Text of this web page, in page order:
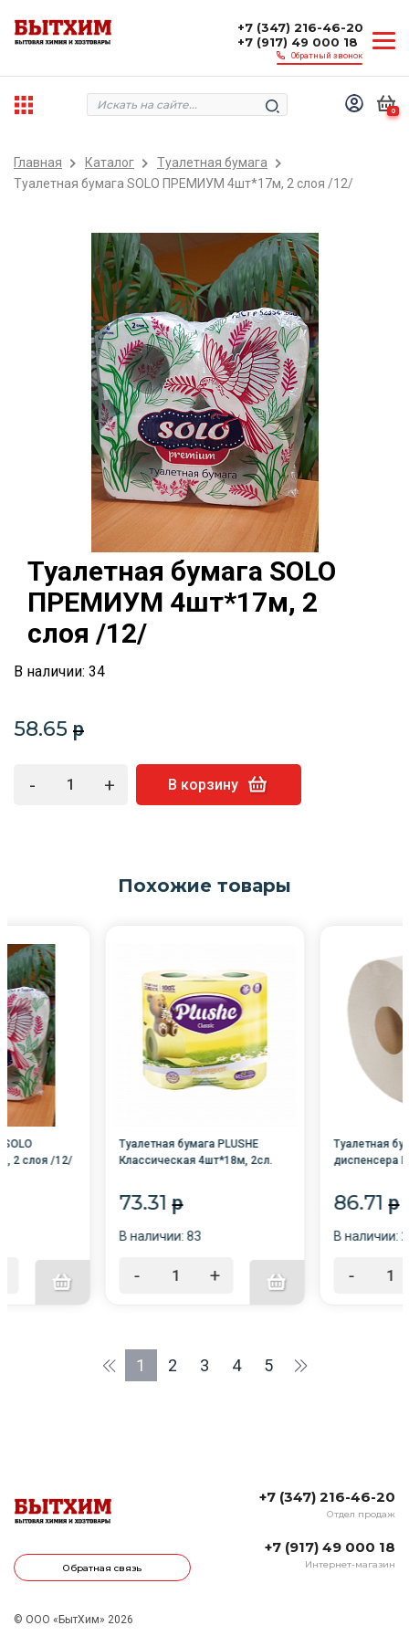
+7 (347) 216-46-20
+7 (917) 49 000 18
Обратный звонок
0
Главная Каталог
Туалетная бумага
Туалетная бумага SOLO ПРЕМИУМ 4шт*17м, 2 слоя /12/
Туалетная бумага SOLO
ПРЕМИУМ 4шт*17м, 2
слоя /12/
В наличии: 34
58.65 p
- + В корзину
Похожие товары
2 слоя /12/
Туалетная бумага PLUSHE
Классическая 4шт*18м, 2сл.
73.31 p
В наличии: 83
- +
Туалетная
диспенсера
86.71 p
В наличии:
-
1 2 3 4 5
Обратная связь
+7 (347) 216-46-20
Отдел продаж
+7 (917) 49 000 18
Интернет-магазин
© ООО «БытХим» 2026